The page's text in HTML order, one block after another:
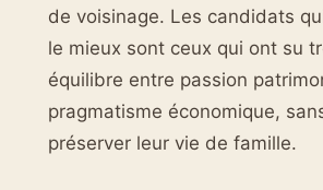
de voisinage. Les candidats
le mieux sont ceux qui ont su
équilibre entre passion
pragmatisme économique,
préserver leur vie de famille.